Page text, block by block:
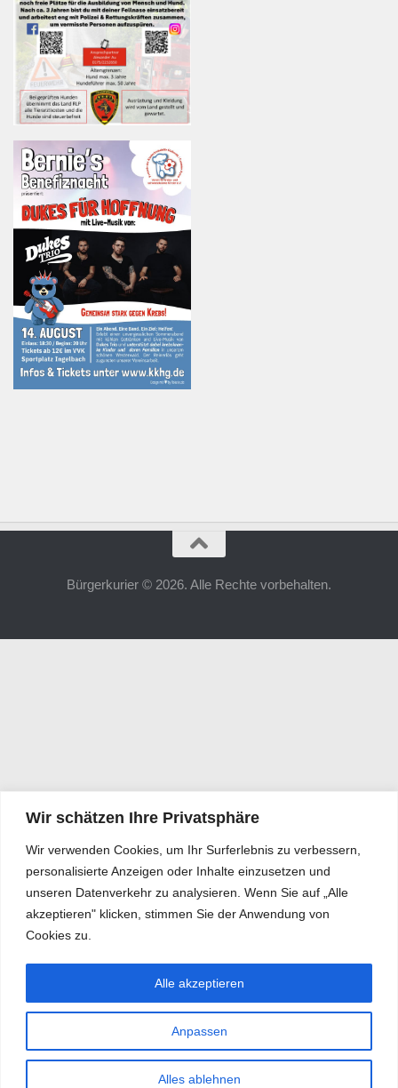
Wir schätzen Ihre Privatsphäre
Wir verwenden Cookies, um Ihr Surferlebnis zu verbessern,
personalisierte Anzeigen oder Inhalte einzusetzen und
unseren Datenverkehr zu analysieren. Wenn Sie auf „Alle
akzeptieren" klicken, stimmen Sie der Anwendung von
Cookies zu.
Anpassen
Alles ablehnen
Alle akzeptieren
Bürgerkurier © 2026. Alle Rechte vorbehalten.